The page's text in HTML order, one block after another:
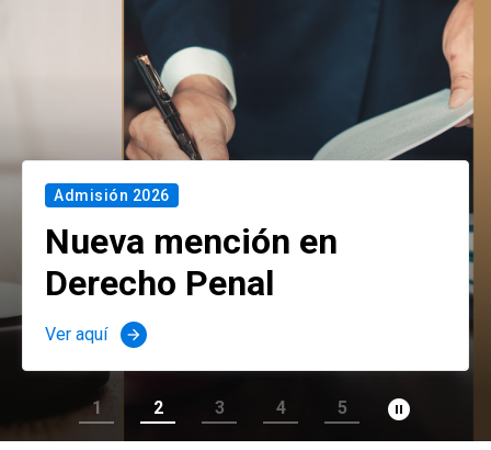
Admisión 2026
Nueva mención en
Derecho Penal
Ver aquí arrow_forward
1 2 3 4 5 pause_circle_filled